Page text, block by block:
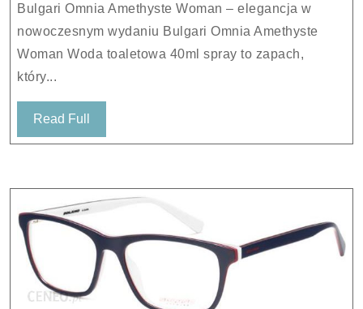
toaletowa
40ml
spray
Bulgari Omnia Amethyste Woman – elegancja w
nowoczesnym wydaniu Bulgari Omnia Amethyste
Woman Woda toaletowa 40ml spray to zapach,
który...
Read Full
Full